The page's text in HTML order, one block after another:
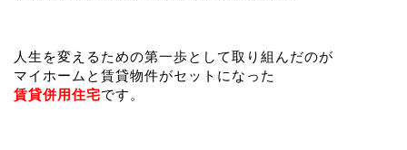
人生を変えるための第一歩として取り組んだのが
マイホームと賃貸物件がセットになった
賃貸併用住宅です。